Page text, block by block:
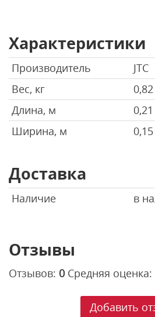
Характеристики
Производитель
JTC
Вес, кг
0,82
Длина, м
0,21
Ширина, м
0,15
Доставка
Наличие в
Отзывы
Отзывов: 0 Средняя оценка:
Добавить